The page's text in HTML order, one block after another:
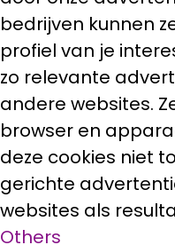
bedrijven kunnen
profiel van je
zo relevante
andere websites.
browser en
deze cookies niet
gerichte
websites als
Others